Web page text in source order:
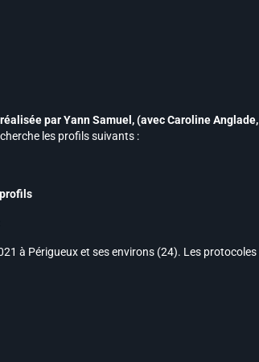
par Yann Samuel,(avec Caroline Anglade,
les profils suivants :
à Périgueux et ses environs (24). Les protocoles